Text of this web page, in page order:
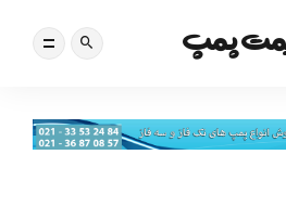
پمپ